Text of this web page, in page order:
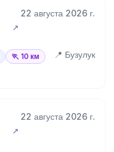
22 августа 2026 г.
🏃 10 км 📍 Бузулук
22 августа 2026 г.